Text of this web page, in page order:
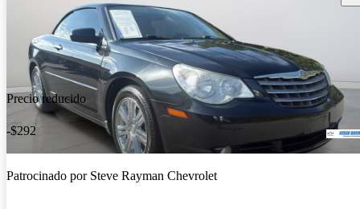
Precio reducido
-$292
Patrocinado por Steve Rayman Chevrolet